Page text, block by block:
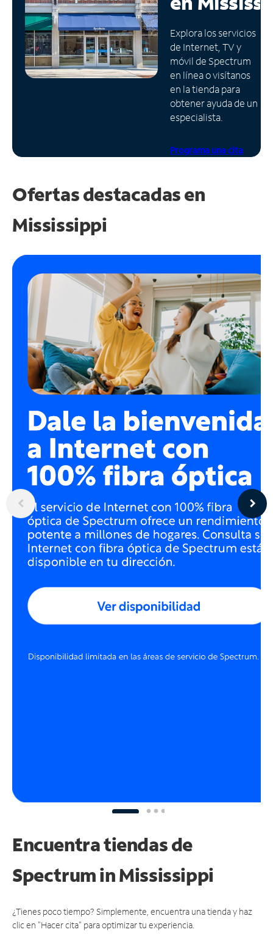
Administrar
cuenta
Encuentra
una
tienda
Explora los servicios
de Internet, TV y
móvil de Spectrum
en línea o visítanos
en la tienda para
obtener ayuda de un
especialista.
Programa una cita
Ofertas destacadas en
Mississippi
Encuentra tiendas de
Spectrumin Mississippi
¿Tienes poco tiempo? Simplemente, encuentra una tienda y haz
clic en "Hacer cita" para optimizar tu experiencia.